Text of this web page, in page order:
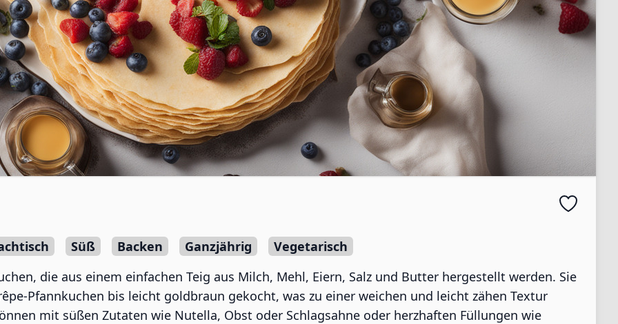
Süß Backen Ganzjährig
Vegetarisch
die aus einem einfachen Teig aus Milch, Mehl, Eiern, Salz und Butter hergestellt werden. Sie
Pfannkuchen bis leicht goldbraun gekocht, was zu einer weichen und leicht zähen Textur
mit süßen Zutaten wie Nutella, Obst oder Schlagsahne oder herzhaften Füllungen wie